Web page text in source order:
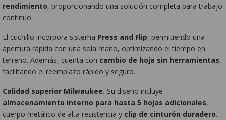
rendimiento, proporcionando una solución completa para trabajo
continuo.
El cuchillo incorpora sistema Press and Flip, permitiendo una
apertura rápida con una sola mano, optimizando el tiempo en
terreno. Además, cuenta con cambio de hoja sin herramientas,
facilitando el reemplazo rápido y seguro.
Calidad superior Milwaukee. Su diseño incluye
almacenamiento interno para hasta 5 hojas adicionales,
cuerpo metálico de alta resistencia y clip de cinturón duradero.